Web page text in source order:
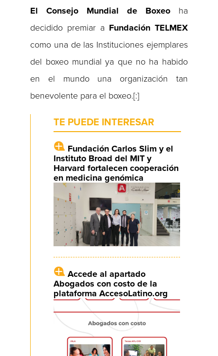
El Consejo Mundial de Boxeoha
decidido premiar a Fundación TELMEX
como una de las Instituciones ejemplares
del boxeo mundial ya que no ha habido
en el mundo una organización tan
benevolente para el boxeo.[:]
TE PUEDE INTERESAR
Fundación Carlos Slim y el
Instituto Broad del MIT y
Harvard fortalecen cooperación
en medicina genómica
Accede al apartado
Abogados con costo de la
plataforma AccesoLatino.org